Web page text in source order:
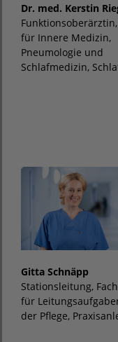
Dr. med. Kerstin
für Innere Medizin,
Pneumologie und
Schlafmedizin,
Gitta Schnäpp
Stationsleitung,
für
der Pflege,